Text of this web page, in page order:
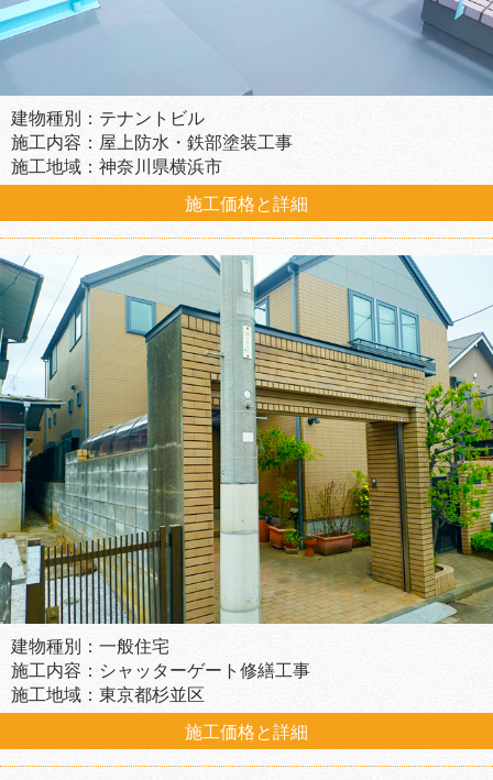
建物種別：テナントビル
施工内容：屋上防水・鉄部塗装工事
施工地域：神奈川県横浜市
施工価格と詳細
建物種別：一般住宅
施工内容：シャッターゲート修繕工事
施工地域：東京都杉並区
施工価格と詳細